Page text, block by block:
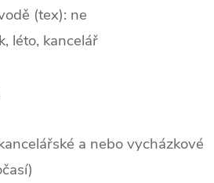
(tex): ne
léto, kancelář
a nebo vycházkové